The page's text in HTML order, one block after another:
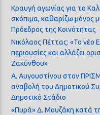
Κραυγή αγωνίας για το
σκόπιμα, καθαρίζω μόνος
Πρόεδρος της Κοινότητας
Νικόλαος Πέττας: «Το νέο
περιουσίες και αλλάζει
Ζακύνθου»
Α. Αυγουστίνου στον
αναβολή του Δημοτικού
Δημοτικό Στάδιο
«Πυρά» Δ. Μουζάκη κατά